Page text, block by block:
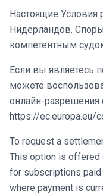
Настоящие Условия
Нидерландов.
компетентным
Если вы являетесь
можете
онлайн-разрешения
https://ec.europa.eu/
To request a
This option is offered
for subscriptions paid
where payment is